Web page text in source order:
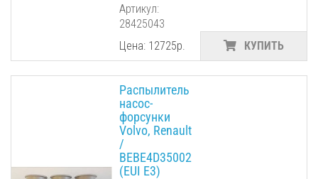
Артикул:
28425043
Цена: 12725р.
КУПИТЬ
Распылитель
насос-
форсунки
Volvo, Renault
/
BEBE4D35002
(EUI E3)